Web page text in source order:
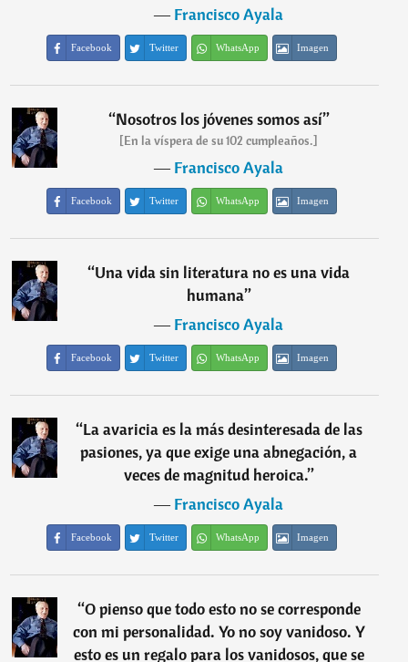
―Francisco Ayala
Facebook Twitter WhatsApp Imagen
“Nosotros los jóvenes somos así”
[En la víspera de su 102 cumpleaños.]
―Francisco Ayala
Facebook Twitter WhatsApp Imagen
“Una vida sin literatura no es una vida
humana”
―Francisco Ayala
Facebook Twitter WhatsApp Imagen
“La avaricia es la más desinteresada de las
pasiones, ya que exige una abnegación, a
veces de magnitud heroica.”
―Francisco Ayala
Facebook Twitter WhatsApp Imagen
“O pienso que todo esto no se corresponde
con mi personalidad. Yo no soy vanidoso. Y
esto es un regalo para los vanidosos, que se